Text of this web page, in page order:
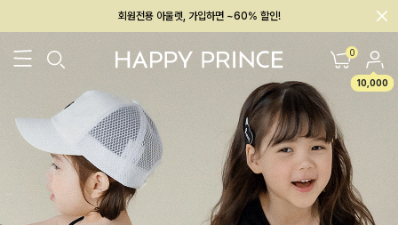
회원전용 아울렛, 가입하면 ~60% 할인!
멤버십 최대 28,000원 혜택 0
10,000
26SS 신상 BEST BABY[6~12M] 아우터/상의 하의/레깅스